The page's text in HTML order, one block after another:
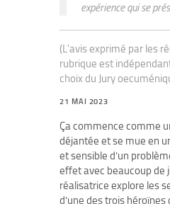
expérience qui se
(L'avis exprimé par les
rubrique est
choix du Jury
21 MAI 2023
Ça commence comme
déjantée et se mue en
et sensible d’un
effet avec beaucoup de
réalisatrice explore les
d’une des trois héroïnes